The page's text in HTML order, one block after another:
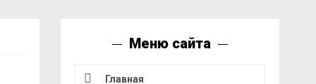
Меню сайта
Главная